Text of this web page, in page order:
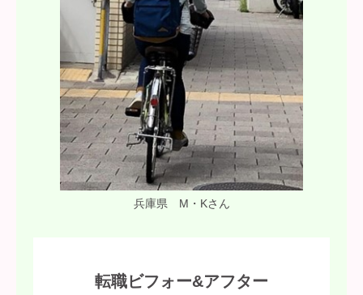
兵庫県 M・Kさん
転職ビフォー&アフター